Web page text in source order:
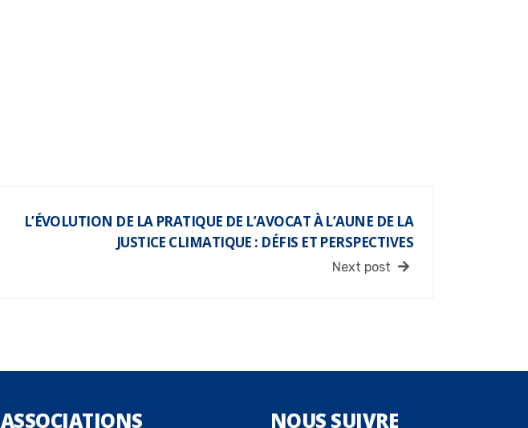
L’ÉVOLUTION DE LA PRATIQUE DE L’AVOCAT À L’AUNE DE LA
JUSTICE CLIMATIQUE : DÉFIS ET PERSPECTIVES
Next post
ASSOCIATIONS NOUS SUIVRE